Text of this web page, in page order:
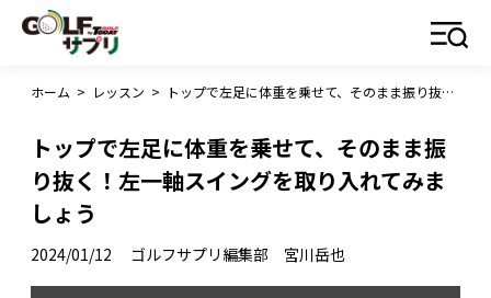
ホーム > レッスン > トップで左足に体重を乗せて、そのまま振り抜く！左一軸スイングを取り入れてみましょう
トップで左足に体重を乗せて、そのまま振
り抜く！左一軸スイングを取り入れてみま
しょう
2024/01/12 ゴルフサプリ編集部 宮川岳也